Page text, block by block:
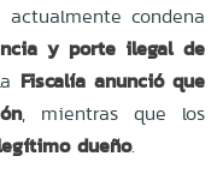
actualmente condena
y porte ilegal de
Fiscalía anunció que
, mientras que los
dueño.